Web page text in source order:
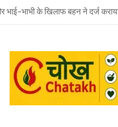
दिव्यांगजन मोबाइल कोर्ट, समस्याओं
मंडल के डीआरएम से बेल्थरारोड
को होगा उमाशंकर सिंह का अंतिम